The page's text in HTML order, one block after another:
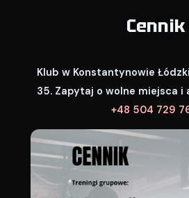
Cennik
Klub w Konstantynowie
35. Zapytaj o wolne miejsca
+48 504 729